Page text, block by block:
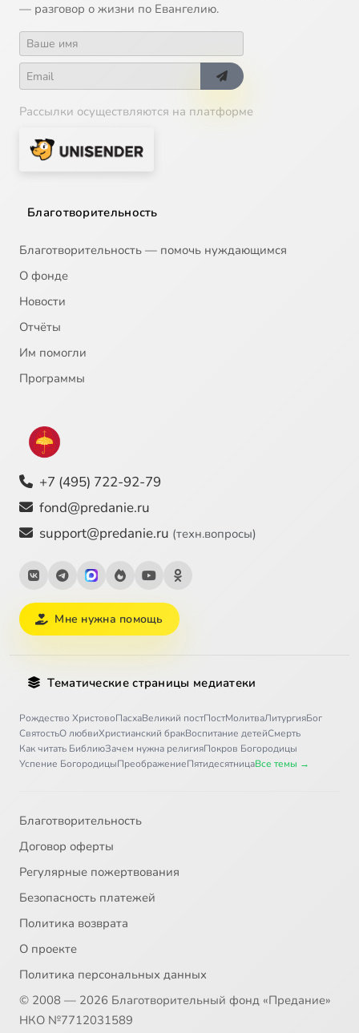
— разговор о жизни по Евангелию.
Рассылки осуществляются на платформе
Благотворительность
Благотворительность — помочь нуждающимся
О фонде
Новости
Отчёты
Им помогли
Программы
+7 (495) 722-92-79
fond@predanie.ru
support@predanie.ru (техн.вопросы)
Мне нужна помощь
Тематические страницы медиатеки
Рождество ХристовоПасхаВеликий постПостМолитваЛитургияБог
СвятостьО любвиХристианский бракВоспитание детейСмерть
Как читать БиблиюЗачем нужна религияПокров Богородицы
Успение БогородицыПреображениеПятидесятницаВсе темы →
Благотворительность
Договор оферты
Регулярные пожертвования
Безопасность платежей
Политика возврата
О проекте
Политика персональных данных
© 2008 — 2026 Благотворительный фонд «Предание»
НКО №7712031589